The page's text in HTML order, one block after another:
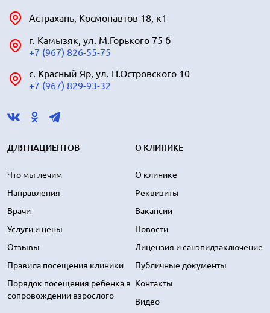
Астрахань, Космонавтов 18, к1
г. Камызяк, ул. М.Горького 75 б
+7 (967) 826-55-75
с. Красный Яр, ул. Н.Островского 10
+7 (967) 829-93-32
ДЛЯ ПАЦИЕНТОВ
Что мы лечим
Направления
Врачи
Услуги и цены
Отзывы
Правила посещения клиники
Порядок посещения ребенка в
сопровождении взрослого
О КЛИНИКЕ
О клинике
Реквизиты
Вакансии
Новости
Лицензия и санэпидзаключение
Публичные документы
Контакты
Видео